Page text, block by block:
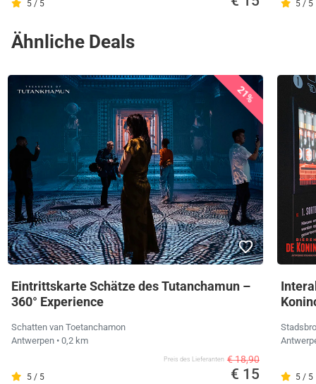
5 / 5 5 / 5
Ähnliche Deals
21%
Eintrittskarte Schätze des Tutanchamun –
360° Experience
Schatten van Toetanchamon
Antwerpen • 0,2 km
5 / 5
Preis des Lieferanten € 18,90
€ 15 5 / 5